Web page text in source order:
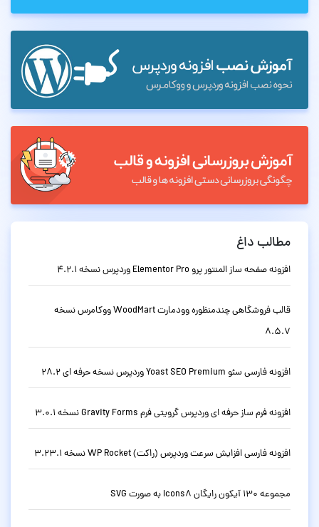
مطالب داغ
افزونه صفحه ساز المنتور پرو Elementor Pro وردپرس نسخه 4.2.1
قالب فروشگاهی چندمنظوره وودمارت WoodMart ووکامرس نسخه
8.5.7
افزونه فارسی سئو Yoast SEO Premium وردپرس نسخه حرفه ای 28.2
افزونه فرم ساز حرفه ای وردپرس گرویتی فرم Gravity Forms نسخه 3.0.1
افزونه فارسی افزایش سرعت وردپرس (راکت) WP Rocket نسخه 3.23.1
مجموعه 130 آیکون رایگان Icons8 به صورت SVG